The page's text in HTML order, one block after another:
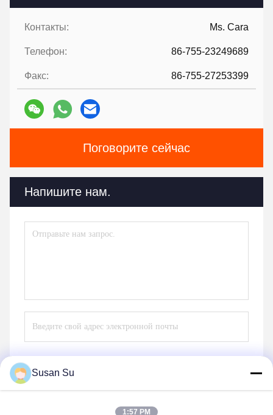
Контакты: Ms. Cara
Телефон: 86-755-23249689
Факс: 86-755-27253399
Поговорите сейчас
Напишите нам.
Susan Su
1:57 PM